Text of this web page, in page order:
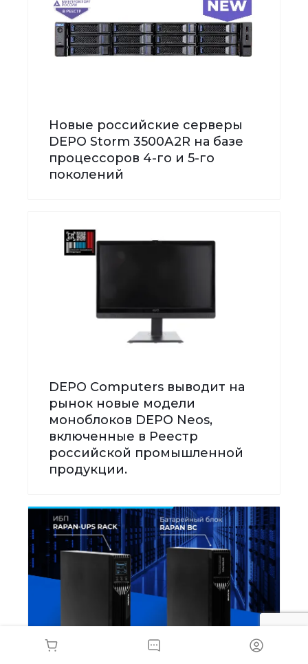
Новые российские серверы
DEPO Storm 3500А2R на базе
процессоров 4-го и 5-го
поколений
DEPO Computers выводит на
рынок новые модели
моноблоков DEPO Neos,
включенные в Реестр
российской промышленной
продукции.